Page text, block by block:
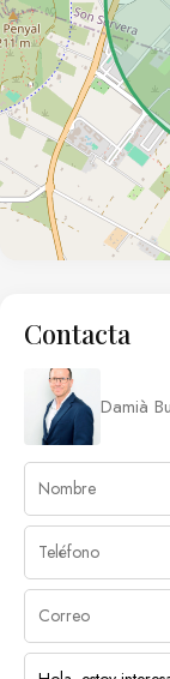
- 38 trasteros
No pierdas la
extraordinario
comodidad, una
de vida.
¡Descubre tu
Contáctanos
vivienda.
Contacta
Damià